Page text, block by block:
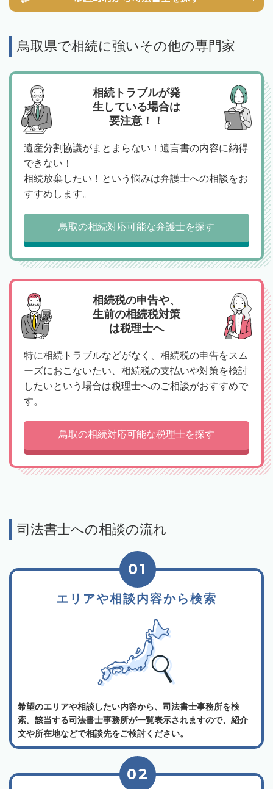
鳥取県で相続に強いその他の専門家
相続トラブルが発
生している場合は
要注意！！
遺産分割協議がまとまらない！遺言書の内容に納得
できない！
相続放棄したい！という悩みは弁護士への相談をお
すすめします。
鳥取の相続対応可能な弁護士を探す
相続税の申告や、
生前の相続税対策
は税理士へ
特に相続トラブルなどがなく、相続税の申告をスム
ーズにおこないたい、相続税の支払いや対策を検討
したいという場合は税理士へのご相談がおすすめで
す。
鳥取の相続対応可能な税理士を探す
司法書士への相談の流れ
エリアや相談内容から検索
01
希望のエリアや相談したい内容から、司法書士事務所を検
索。該当する司法書士事務所が一覧表示されますので、紹介
文や所在地などで相談先をご検討ください。
02